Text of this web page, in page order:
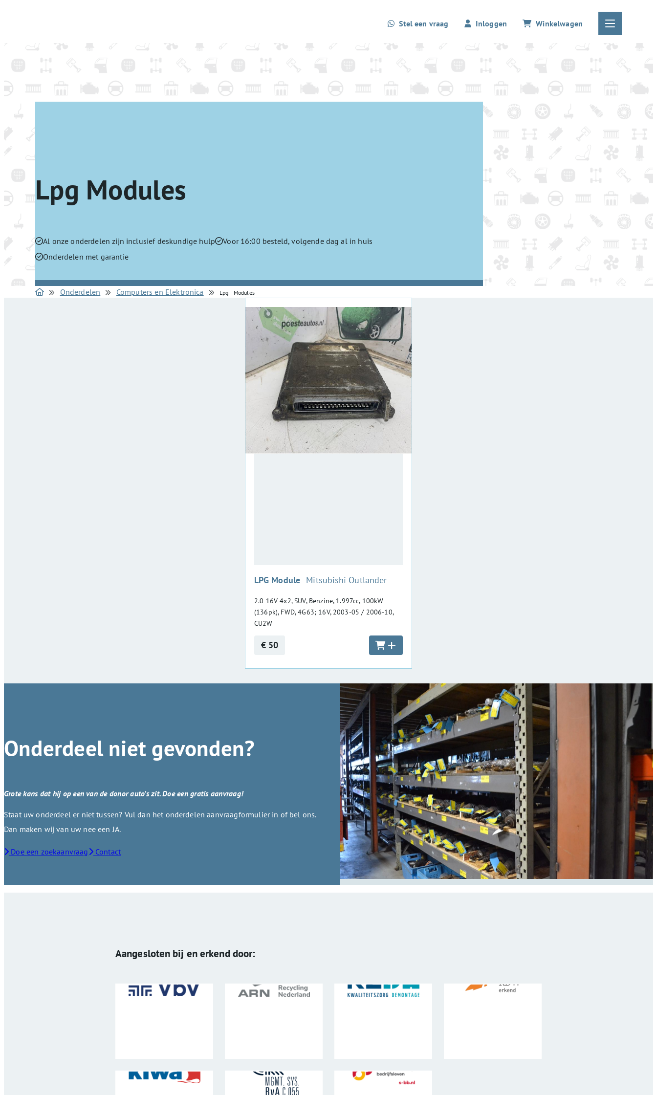
Stel een vraag Inloggen Winkelwagen
Lpg Modules
Al onze onderdelen zijn inclusief deskundige hulp
Voor 16:00 besteld, volgende dag al in huis
Onderdelen met garantie
Onderdelen Computers en Elektronica Lpg Modules
LPG Module :Mitsubishi Outlander
2.0 16V 4x2, SUV, Benzine, 1.997cc, 100kW
(136pk), FWD, 4G63; 16V, 2003-05 / 2006-10,
CU2W
€ 50
Onderdeel niet gevonden?
Grote kans dat hij op een van de donor auto’s zit. Doe een gratis aanvraag!
Staat uw onderdeel er niet tussen? Vul dan het onderdelen aanvraagformulier in of bel ons.
Dan maken wij van uw nee een JA.
Doe een zoekaanvraag Contact
Aangesloten bij en erkend door: